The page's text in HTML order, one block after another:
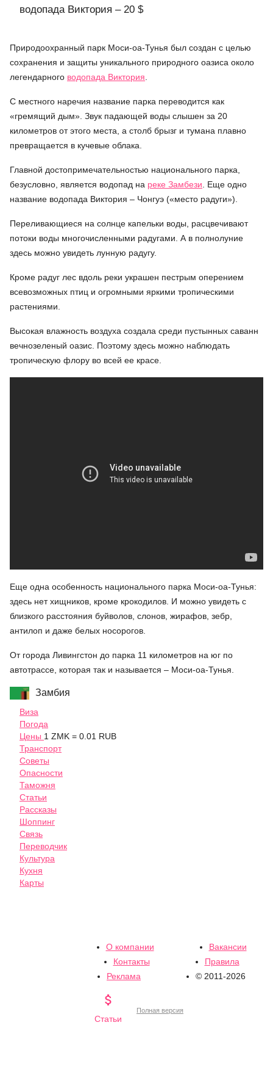
водопада Виктория – 20 $
Природоохранный парк Моси-оа-Тунья был создан с целью
сохранения и защиты уникального природного оазиса около
легендарного водопада Виктория
С местного наречия название парка переводится как
«гремящий дым». Звук падающей воды слышен за 20
километров от этого места, а столб брызг и тумана плавно
превращается в кучевые облака.
Главной достопримечательностью национального парка,
безусловно, является водопад на реке Замбези . Еще одно
название водопада Виктория – Чонгуэ («место радуги»).
Переливающиеся на солнце капельки воды, расцвечивают
потоки воды многочисленными радугами. А в полнолуние
здесь можно увидеть лунную радугу.
Кроме радуг лес вдоль реки украшен пестрым оперением
всевозможных птиц и огромными яркими тропическими
растениями.
Высокая влажность воздуха создала среди пустынных саванн
вечнозеленый оазис. Поэтому здесь можно наблюдать
тропическую флору во всей ее красе.
Еще одна особенность национального парка Моси-оа-Тунья:
здесь нет хищников, кроме крокодилов. И можно увидеть с
близкого расстояния буйволов, слонов, жирафов, зебр,
антилоп и даже белых носорогов.
От города Ливингстон до парка 11 километров на юг по
автотрассе, которая так и называется – Моси-оа-Тунья.
Замбия
Виза
Погода
Цены 1 ZMK = 0.01 RUB
Транспорт
Советы
Опасности
Таможня
Статьи
Рассказы
Шоппинг
Связь
Переводчик
Культура
Кухня
Карты
О компании
Вакансии
Контакты
Правила
Реклама
© 2011-2026

Статьи
Полная версия